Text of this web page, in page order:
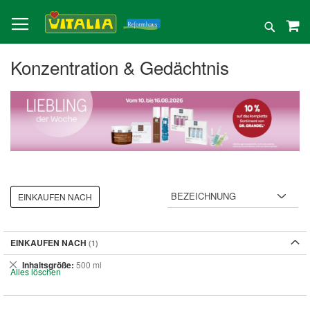
zum
Inhalt
Suche
Konzentration & Gedächtnis
EINKAUFEN NACH
EINKAUFEN NACH
Inhaltsgröße 500 ml
Dies
entfernen
Alles löschen